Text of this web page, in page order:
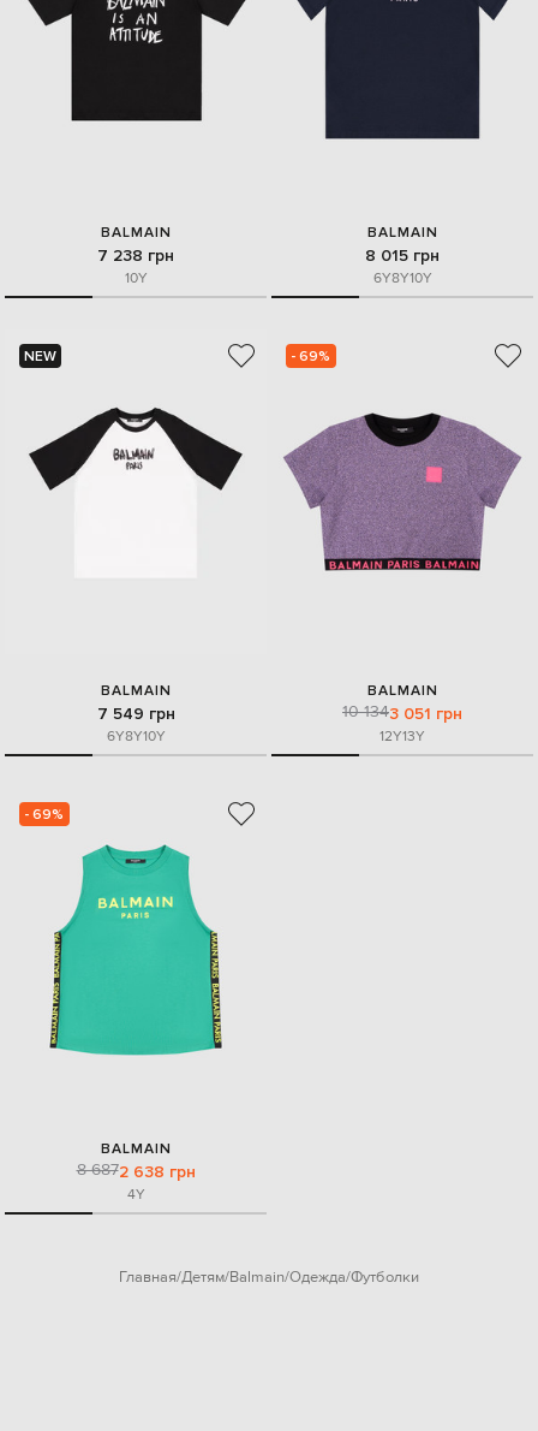
BALMAIN
7 238 грн
10Y
BALMAIN
8 015 грн
6Y8Y10Y
NEW
BALMAIN
7 549 грн
6Y8Y10Y
- 69%
BALMAIN
10 1343 051 грн
12Y13Y
- 69%
BALMAIN
8 6872 638 грн
4Y
Главная Детям Balmain Одежда Футболки